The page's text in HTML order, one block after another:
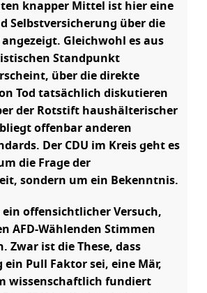
knapper Mittel ist hier eine
Selbstversicherung über die
Gleichwohl es aus
Standpunkt
über die direkte
Tod tatsächlich diskutieren
der Rotstift haushälterischer
offenbar anderen
Der CDU im Kreis geht es
die Frage der
sondern um ein Bekenntnis.
ein offensichtlicher Versuch,
AFD-Wählenden Stimmen
Zwar ist die These, dass
Pull Faktor sei, eine Mär,
wissenschaftlich fundiert